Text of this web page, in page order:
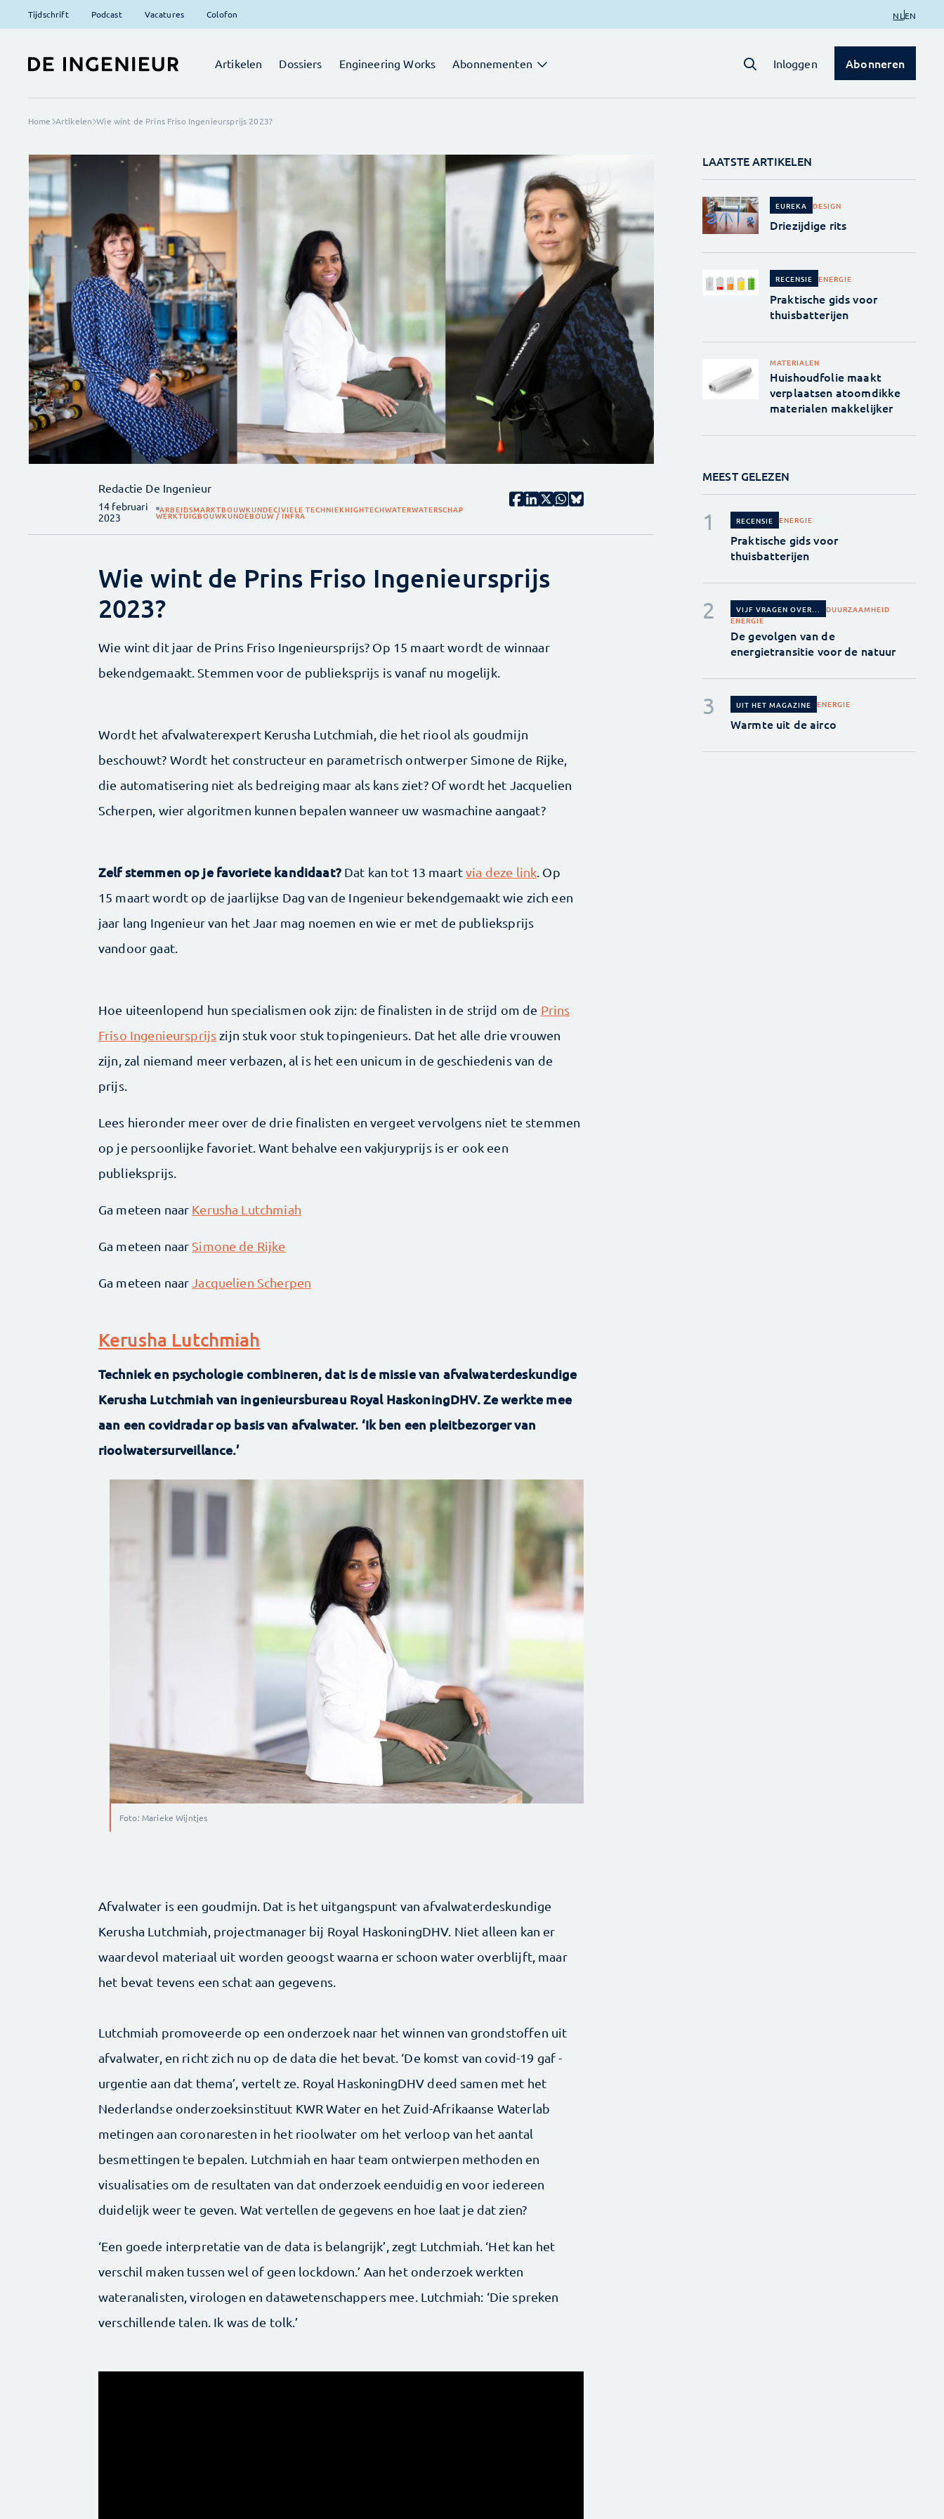
Tijdschrift Podcast Vacatures Colofon NL EN
Artikelen Dossiers Engineering Works Abonnementen Inloggen Abonneren
Home Artikelen Wie wint de Prins Friso Ingenieursprijs 2023?
Redactie De Ingenieur
14 februari
2023
ARBEIDSMARKTBOUWKUNDECIVIELE TECHNIEKHIGHTECHWATERWATERSCHAP
WERKTUIGBOUWKUNDEBOUW / INFRA
Wie wint de Prins Friso Ingenieursprijs
2023?
Wie wint dit jaar de Prins Friso Ingenieursprijs? Op 15 maart wordt de winnaar
bekendgemaakt. Stemmen voor de publieksprijs is vanaf nu mogelijk.
Wordt het afvalwaterexpert Kerusha Lutchmiah, die het riool als goudmijn
beschouwt? Wordt het constructeur en parametrisch ontwerper Simone de Rijke,
die automatisering niet als bedreiging maar als kans ziet? Of wordt het Jacquelien
Scherpen, wier algoritmen kunnen bepalen wanneer uw wasmachine aangaat?
Zelf stemmen op je favoriete kandidaat? Dat kan tot 13 maartvia deze link . Op
15 maart wordt op de jaarlijkse Dag van de Ingenieur bekendgemaakt wie zich een
jaar lang Ingenieur van het Jaar mag noemen en wie er met de publieksprijs
vandoor gaat.
Hoe uiteenlopend hun specialismen ook zijn: de finalisten in de strijd om de Prins
Friso Ingenieursprijs zijn stuk voor stuk topingenieurs. Dat het alle drie vrouwen
zijn, zal niemand meer verbazen, al is het een unicum in de geschiedenis van de
prijs.
Lees hieronder meer over de drie finalisten en vergeet vervolgens niet te stemmen
op je persoonlijke favoriet. Want behalve een vakjuryprijs is er ook een
publieksprijs.
Ga meteen naar Kerusha Lutchmiah
Ga meteen naar Simone de Rijke
Ga meteen naar Jacquelien Scherpen
Kerusha Lutchmiah
Techniek en psychologie combineren, dat is de ­missie van afvalwaterdeskundige
Kerusha Lutchmiah van ­ingenieursbureau Royal HaskoningDHV. Ze werkte mee
aan een covidradar op basis van afvalwater. ‘Ik ben een pleitbezorger van
rioolwatersurveillance.’
Foto: Marieke Wijntjes
Afvalwater is een goudmijn. Dat is het uitgangspunt van afvalwaterdeskundige
Kerusha Lutchmiah, project­manager bij Royal HaskoningDHV. Niet alleen kan er
waardevol materiaal uit worden geoogst waarna er schoon water overblijft, maar
het bevat tevens een schat aan gegevens.
Lutchmiah promoveerde op een onderzoek naar het winnen van grondstoffen uit
afvalwater, en richt zich nu op de data die het bevat. ‘De komst van covid-19 gaf ­
urgentie aan dat thema’, vertelt ze. Royal HaskoningDHV deed samen met het
Nederlandse onderzoeksinstituut KWR Water en het Zuid-Afrikaanse Waterlab
metingen aan coronaresten in het rioolwater om het verloop van het aantal
besmettingen te bepalen. Lutchmiah en haar team ontwierpen methoden en
visualisaties om de ­resultaten van dat onderzoek eenduidig en voor iedereen
duidelijk weer te geven. Wat vertellen de gegevens en hoe laat je dat zien?
‘Een goede interpretatie van de data is belangrijk’, zegt Lutchmiah. ‘Het kan het
verschil maken tussen wel of geen lockdown.’ Aan het onderzoek werkten
wateranalisten, virologen en datawetenschappers mee. Lutchmiah: ‘Die spreken
verschillende talen. Ik was de tolk.’
LAATSTE ARTIKELEN
EUREKA DESIGN
Driezijdige rits
RECENSIE ENERGIE
Praktische gids voor
thuisbatterijen
MATERIALEN
Huishoudfolie maakt
verplaatsen atoomdikke
materialen makkelijker
MEEST GELEZEN
RECENSIE ENERGIE
Praktische gids voor
thuisbatterijen
VIJF VRAGEN OVER...
DUURZAAMHEID
ENERGIE
De gevolgen van de
energietransitie voor de natuur
UIT HET MAGAZINE ENERGIE
Warmte uit de airco